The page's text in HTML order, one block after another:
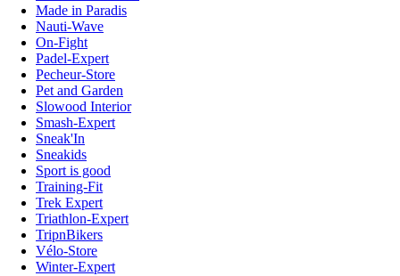
Made in Paradis
Nauti-Wave
On-Fight
Padel-Expert
Pecheur-Store
Pet and Garden
Slowood Interior
Smash-Expert
Sneak'In
Sneakids
Sport is good
Training-Fit
Trek Expert
Triathlon-Expert
TripnBikers
Vélo-Store
Winter-Expert